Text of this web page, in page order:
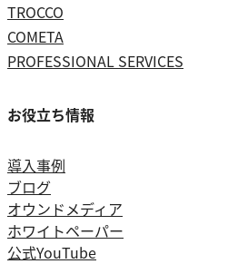
TROCCO
COMETA
PROFESSIONAL SERVICES
お役立ち情報
導入事例
ブログ
オウンドメディア
ホワイトペーパー
公式YouTube